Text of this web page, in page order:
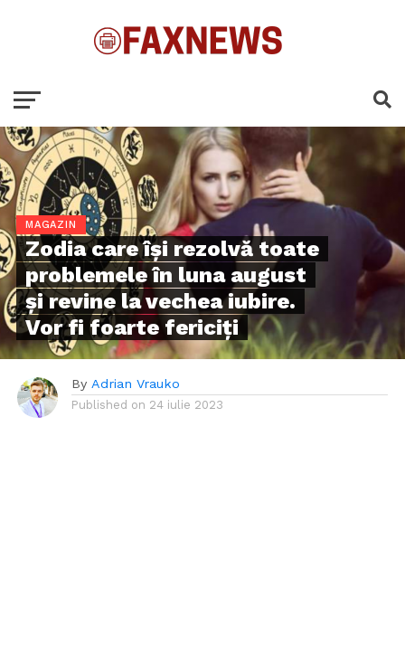
MAGAZIN
Zodia care își rezolvă toate
problemele în luna august
și revine la vechea iubire.
Vor fi foarte fericiți
By Adrian Vrauko
Published on 24 iulie 2023